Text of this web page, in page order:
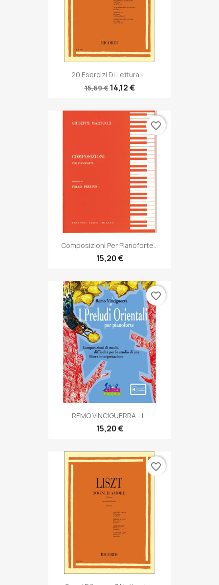
20 Esercizi Di Lettura -...
15,69 € 14,12 €
Composizioni Per Pianoforte...
15,20 €
favorite_border
REMO VINCIGUERRA - I...
15,20 €
favorite_border
favorite_border